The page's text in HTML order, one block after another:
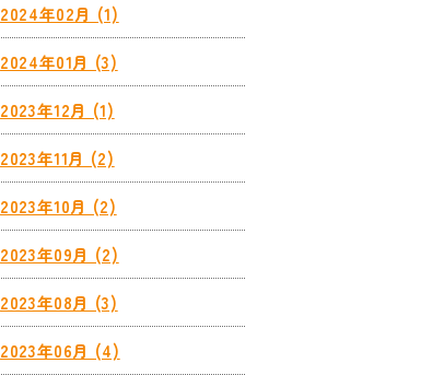
2024年02月 (1)
2024年01月 (3)
2023年12月 (1)
2023年11月 (2)
2023年10月 (2)
2023年09月 (2)
2023年08月 (3)
2023年06月 (4)